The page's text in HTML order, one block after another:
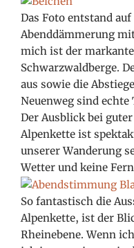
Das Foto entstand
Abenddämmerung
mich ist der
Schwarzwaldberge.
aus sowie die
Neuenweg sind
Der Ausblick bei
Alpenkette ist
unserer Wanderung
Wetter und keine
So fantastisch die
Alpenkette, ist der
Rheinebene. Wenn